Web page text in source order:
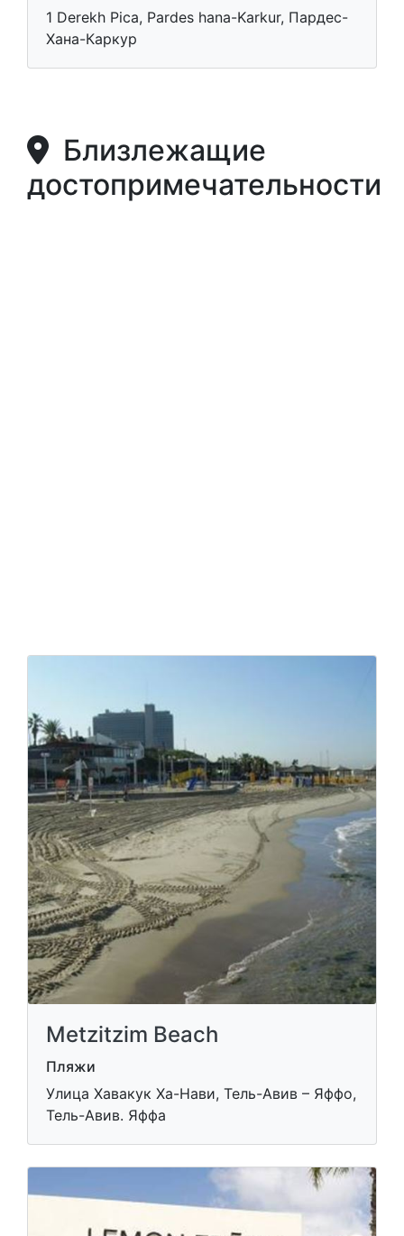
1 Derekh Pica, Pardes hana-Karkur, Пардес-
Хана-Каркур
Близлежащие
достопримечательности
Metzitzim Beach
Пляжи
Улица Хавакук Ха-Нави, Тель-Авив – Яффо,
Тель-Авив. Яффа